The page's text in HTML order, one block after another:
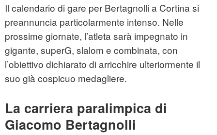
Il calendario di gare per Bertagnolli a Cortina si
preannuncia particolarmente intenso. Nelle
prossime giornate, l’atleta sarà impegnato in
gigante, superG, slalom e combinata, con
l’obiettivo dichiarato di arricchire ulteriormente il
suo già cospicuo medagliere.
La carriera paralimpica di
Giacomo Bertagnolli